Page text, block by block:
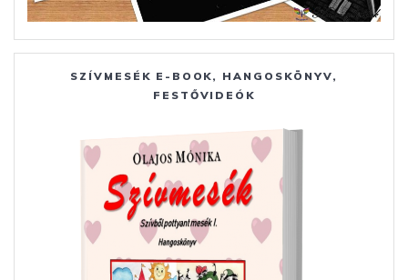
SZÍVMESÉK E-BOOK, HANGOSKÖNYV,
FESTŐVIDEÓK